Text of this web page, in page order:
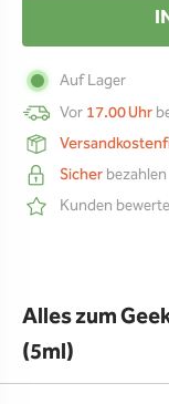
Auf Lager
Vor17.00 Uhr
Sicherbezahlen
Kunden
Alles zum
(5ml)